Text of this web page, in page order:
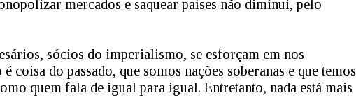
mercados e saquear países não diminui, pelo
sócios do imperialismo, se esforçam em nos
do passado, que somos nações soberanas e que temos
quem fala de igual para igual. Entretanto, nada está mais